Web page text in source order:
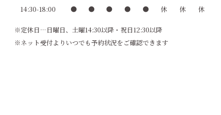
14:30-18:00 ● ● ● ● ● 休 休 休
※定休日…日曜日、土曜14:30以降・祝日12:30以降
※ネット受付よりいつでも予約状況をご確認できます